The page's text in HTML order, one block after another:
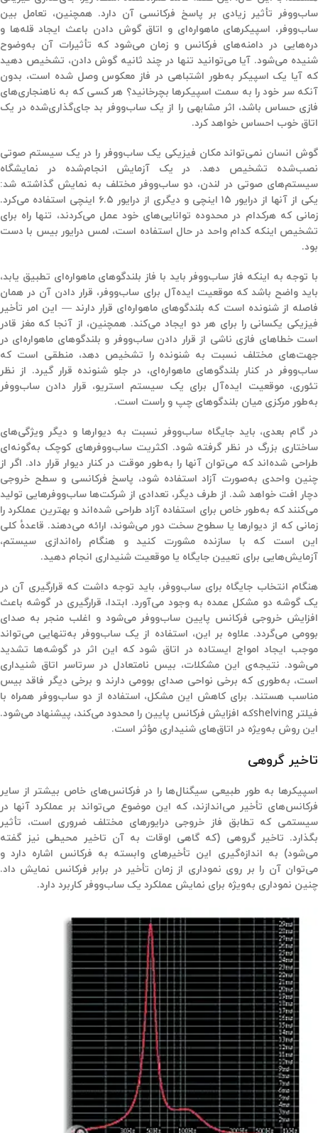
ساب‌ووفر تأثیر زیادی بر پاسخ فرکانسی آن دارد. همچنین، تعامل بین
ساب‌ووفر، اسپیکرهای ماهواره‌ای و اتاق گوش دادن باعث ایجاد قله‌ها و
دره‌هایی در دامنه‌های فرکانس و زمان می‌شود که تأثیرات آن به‌وضوح
شنیده می‌شود. آیا می‌توانید تنها در چند ثانیه گوش دادن، تشخیص دهید
که آیا یک اسپیکر به‌طور اشتباهی در فاز معکوس وصل شده است، بدون
آنکه سر خود را به سمت اسپیکرها بچرخانید؟ هر کسی که به ناهنجاری‌های
فازی حساس باشد، اثر مشابهی را از یک ساب‌ووفر بد جای‌گذاری‌شده در یک
اتاق خوب احساس خواهد کرد.
گوش انسان نمی‌تواند مکان فیزیکی یک ساب‌ووفر را در یک سیستم صوتی
نصب‌شده تشخیص دهد. در یک آزمایش انجام‌شده در نمایشگاه
سیستم‌های صوتی در لندن، دو ساب‌ووفر مختلف به نمایش گذاشته شد:
یکی از آنها از درایور ۱۵ اینچی و دیگری از درایور ۶.۵ اینچی
استفاده می‌کرد.
زمانی که هرکدام در محدوده توانایی‌های خود عمل می‌کردند، تنها راه برای
تشخیص اینکه کدام واحد در حال استفاده است، لمس درایور بیس با دست
بود.
با توجه به اینکه فاز ساب‌ووفر باید با فاز بلندگوهای ماهواره‌ای تطبیق یابد،
باید واضح باشد که موقعیت ایده‌آل برای ساب‌ووفر، قرار دادن آن در همان
فاصله از شنونده است که بلندگوهای ماهواره‌ای قرار دارند — این امر تأخیر
فیزیکی یکسانی را برای هر دو ایجاد می‌کند. همچنین، از آنجا که مغز قادر
است خطاهای فازی ناشی از قرار دادن ساب‌ووفر و بلندگوهای ماهواره‌ای در
جهت‌های مختلف نسبت به شنونده را تشخیص دهد، منطقی است که
ساب‌ووفر در کنار بلندگوهای ماهواره‌ای، در جلو شنونده قرار گیرد. از نظر
تئوری، موقعیت ایده‌آل برای یک سیستم استریو، قرار دادن ساب‌ووفر
به‌طور مرکزی میان بلندگوهای چپ و راست است.
در گام بعدی، باید جایگاه ساب‌ووفر نسبت به دیوارها و دیگر ویژگی‌های
ساختاری بزرگ در نظر گرفته شود. اکثریت ساب‌ووفرهای کوچک به‌گونه‌ای
طراحی شده‌اند که می‌توان آنها را به‌طور موقت در کنار دیوار قرار داد. اگر از
چنین واحدی به‌صورت آزاد استفاده شود، پاسخ فرکانسی و سطح خروجی
دچار افت خواهد شد. از طرف دیگر، تعدادی از شرکت‌ها ساب‌ووفرهایی تولید
می‌کنند که به‌طور خاص برای استفاده آزاد طراحی شده‌اند و بهترین عملکرد را
زمانی که از دیوارها یا سطوح سخت دور می‌شوند، ارائه می‌دهند. قاعدهٔ کلی
این است که با سازنده مشورت کنید و هنگام راه‌اندازی سیستم،
آزمایش‌هایی برای تعیین جایگاه یا موقعیت شنیداری انجام دهید.
ChatGPT
said:
هنگام انتخاب جایگاه برای ساب‌ووفر، باید توجه داشت که قرارگیری آن در
یک گوشه دو مشکل عمده به وجود می‌آورد. ابتدا، قرارگیری در گوشه باعث
افزایش خروجی فرکانس پایین ساب‌ووفر می‌شود و اغلب منجر به صدای
بوومی می‌گردد. علاوه بر این، استفاده از یک ساب‌ووفر به‌تنهایی می‌تواند
موجب ایجاد امواج ایستاده در اتاق شود که این اثر در گوشه‌ها تشدید
می‌شود. نتیجه‌ی این مشکلات، بیس نامتعادل در سرتاسر اتاق شنیداری
است، به‌طوری که برخی نواحی صدای بوومی دارند و برخی دیگر فاقد بیس
مناسب هستند. برای کاهش این مشکل، استفاده از دو ساب‌ووفر همراه با
فیلتر shelvingکه افزایش فرکانس پایین را محدود می‌کند، پیشنهاد می‌شود.
این روش به‌ویژه در اتاق‌های شنیداری مؤثر است.
تاخیر گروهی
اسپیکرها به طور طبیعی سیگنال‌ها را در فرکانس‌های خاص بیشتر از سایر
فرکانس‌های تأخیر می‌اندازند، که این موضوع می‌تواند بر عملکرد آنها در
سیستمی که تطابق فاز خروجی درایورهای مختلف ضروری است، تأثیر
بگذارد. تاخیر گروهی (که گاهی اوقات به آن تاخیر محیطی نیز گفته
می‌شود) به اندازه‌گیری این تأخیرهای وابسته به فرکانس اشاره دارد و
می‌توان آن را بر روی نموداری از زمان تأخیر در برابر فرکانس نمایش داد.
چنین نموداری به‌ویژه برای نمایش عملکرد یک ساب‌ووفر کاربرد دارد.